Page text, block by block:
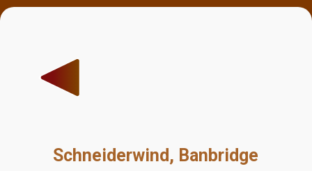
Schneiderwind, Banbridge